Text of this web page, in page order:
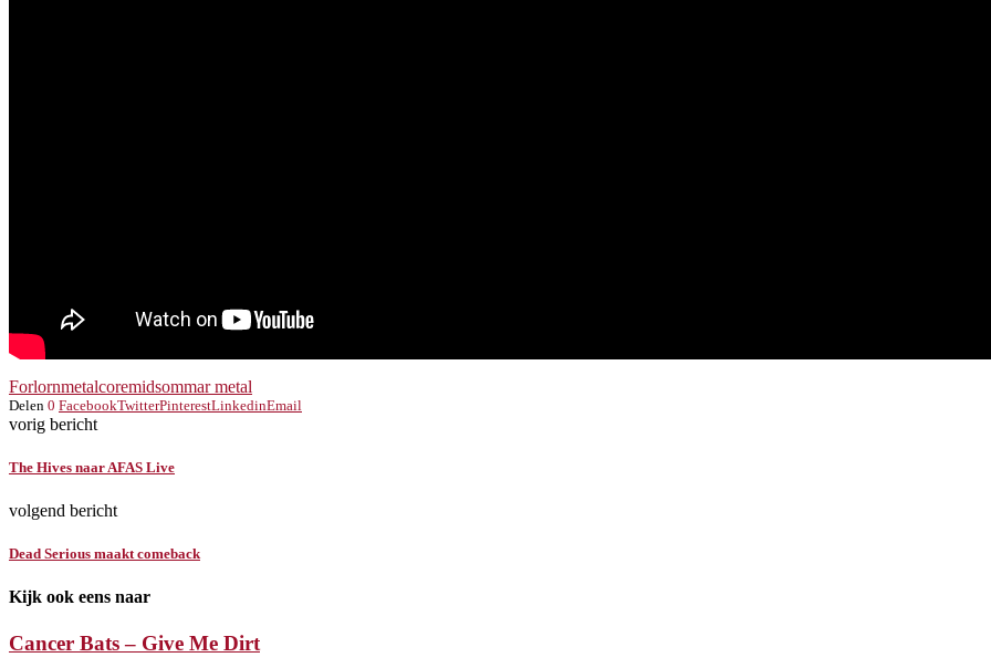
Forlornmetalcoremidsommar metal
Delen 0 FacebookTwitterPinterestLinkedinEmail
vorig bericht
The Hives naar AFAS Live
volgend bericht
Dead Serious maakt comeback
Kijk ook eens naar
Cancer Bats – Give Me Dirt